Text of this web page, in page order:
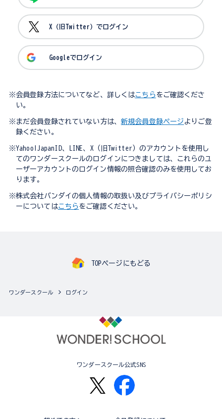
X（旧Twitter）でログイン
Googleでログイン
※会員登録方法についてなど、詳しくはこちら をご確認くださ
い。
※まだ会員登録されていない方は、 新規会員登録ページ よりご登
録ください。
※Yahoo!JapanID、LINE、X（旧Twitter）のアカウントを使用し
てのワンダースクールのログインにつきましては、これらのユ
ーザーアカウントのログイン情報の照合確認のみを使用してお
ります。
※株式会社バンダイの個人情報の取扱い及びプライバシーポリシ
ーについてはこちら をご確認ください。
TOPページにもどる
ワンダースクール ログイン
ワンダースクール公式SNS